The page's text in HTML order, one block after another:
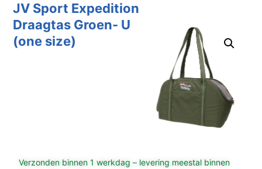
JV Sport Expedition
Draagtas Groen- U
(one size)
Verzonden binnen 1 werkdag – levering meestal binnen